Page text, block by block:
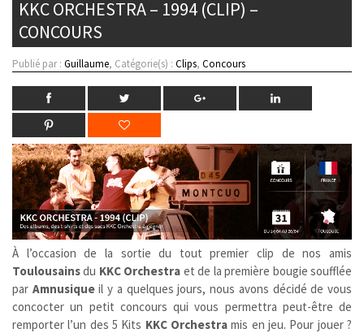
KKC ORCHESTRA – 1994 (CLIP) –
CONCOURS
Publié par : Guillaume, Catégorie(s) : Clips, Concours
À l’occasion de la sortie du tout premier clip de nos amis
Toulousainsdu KKC Orchestra et de la première bougie soufflée
par Amnusiqueil y a quelques jours, nous avons décidé de vous
concocter un petit concours qui vous permettra peut-être de
remporter l’un des 5 Kits KKC Orchestra mis en jeu. Pour jouer ?